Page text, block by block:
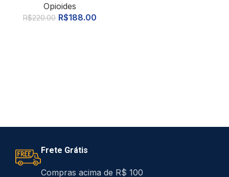
Opioides
R$220.00 R$188.00
Frete Grátis
Compras acima de R$ 100